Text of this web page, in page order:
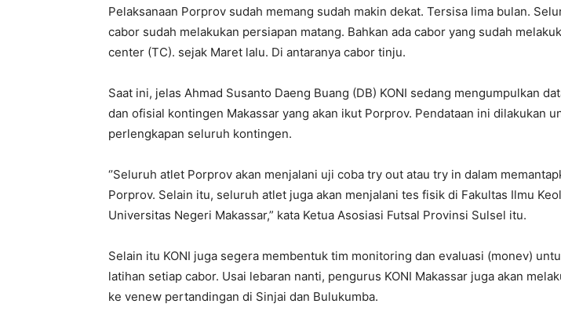
Pelaksanaan Porprov sudah memang sudah makin dekat. Tersisa lima bulan.
cabor sudah melakukan persiapan matang. Bahkan ada cabor yang sudah
center (TC). sejak Maret lalu. Di antaranya cabor tinju.
Saat ini, jelas Ahmad Susanto Daeng Buang (DB) KONI sedang mengumpulkan
dan ofisial kontingen Makassar yang akan ikut Porprov. Pendataan ini dilakukan
perlengkapan seluruh kontingen.
‘’Seluruh atlet Porprov akan menjalani uji coba try out atau try in dalam
Porprov. Selain itu, seluruh atlet juga akan menjalani tes fisik di Fakultas Ilmu
Universitas Negeri Makassar,” kata Ketua Asosiasi Futsal Provinsi Sulsel itu.
Selain itu KONI juga segera membentuk tim monitoring dan evaluasi (monev)
latihan setiap cabor. Usai lebaran nanti, pengurus KONI Makassar juga akan
ke venew pertandingan di Sinjai dan Bulukumba.